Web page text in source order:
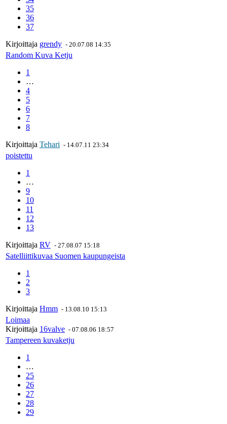
35
36
37
Kirjoittaja grendy - 20.07.08 14:35
Random Kuva Ketju
1
…
4
5
6
7
8
Kirjoittaja Tehari - 14.07.11 23:34
poistettu
1
…
9
10
11
12
13
Kirjoittaja RV - 27.08.07 15:18
Satelliittikuvaa Suomen kaupungeista
1
2
3
Kirjoittaja Hmm - 13.08.10 15:13
Loimaa
Kirjoittaja 16valve - 07.08.06 18:57
Tampereen kuvaketju
1
…
25
26
27
28
29